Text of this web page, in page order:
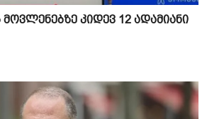
კიდევ 12 ადამიანი